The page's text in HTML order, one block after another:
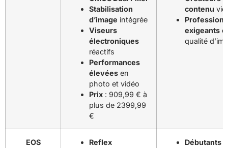
Stabilisation
d’image intégrée
Viseurs
électroniques
réactifs
Performances
élevées en
photo et vidéo
Prix : 909,99 € à
plus de 2399,99
€
contenu
exigeants
qualité
EOS
Reflex
Débutants